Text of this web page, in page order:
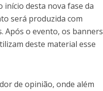
desta nova fase da
será produzida com
Após o evento, os banners
deste material esse
de opinião, onde além